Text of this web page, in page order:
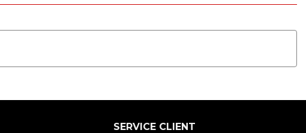
SERVICE CLIENT